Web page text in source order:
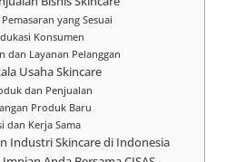
yang Sesuai
Konsumen
dan Layanan Pelanggan
Usaha Skincare
dan Penjualan
Produk Baru
dan Kerja Sama
Industri Skincare di Indonesia